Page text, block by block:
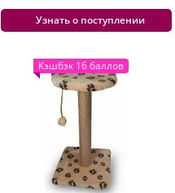
Узнать о поступлении
Кэшбэк 16 баллов